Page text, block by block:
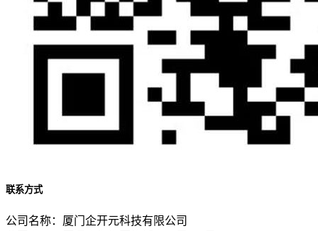
联系方式
公司名称：厦门企开元科技有限公司